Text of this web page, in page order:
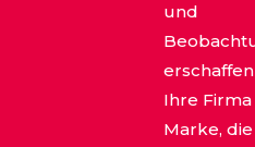
und
Ihre Firma
Marke, die